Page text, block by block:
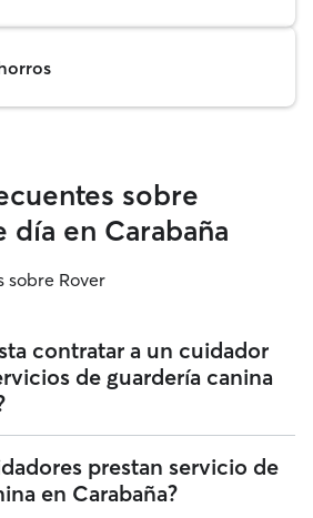
sobre
día en Carabaña
sobre Rover
contratar a un cuidador
de guardería canina
tienen plena libertad para fijar sus
de un cuidador con guardería para
en Rover en agosto 2026 fue de
prestan servicio de
en Carabaña?